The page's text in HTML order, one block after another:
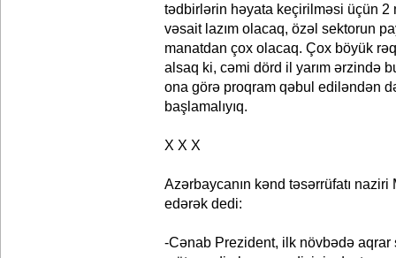
tədbirlərin həyata keçirilməsi üçün 2
vəsait lazım olacaq, özəl sektorun
manatdan çox olacaq. Çox böyük
alsaq ki, cəmi dörd il yarım ərzində
ona görə proqram qəbul ediləndən
başlamalıyıq.
X X X
Azərbaycanın kənd təsərrüfatı naziri
edərək dedi:
-Cənab Prezident, ilk növbədə aqrar